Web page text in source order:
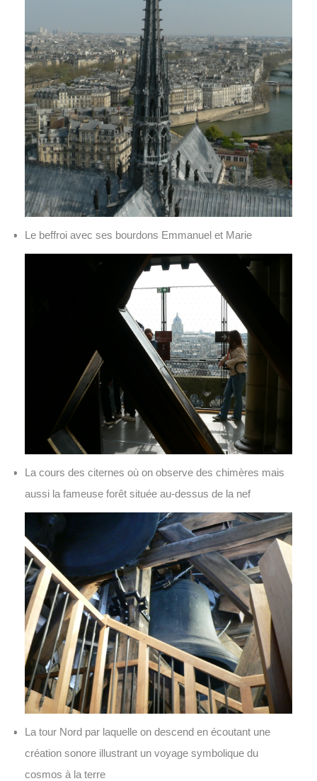
Le beffroi avec ses bourdons Emmanuel et Marie
La cours des citernes où on observe des chimères mais
aussi la fameuse forêt située au-dessus de la nef
La tour Nord par laquelle on descend en écoutant une
création sonore illustrant un voyage symbolique du
cosmos à la terre